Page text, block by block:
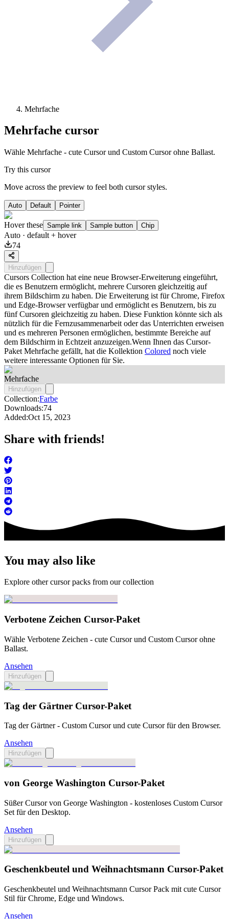
Mehrfache
Mehrfache cursor
Wähle Mehrfache - cute Cursor und Custom Cursor ohne Ballast.
Try this cursor
Move across the preview to feel both cursor styles.
Auto Default Pointer
Hover these Sample link Sample button Chip
Auto · default + hover
74
Hinzufügen
Cursors Collection hat eine neue Browser-Erweiterung eingeführt,
die es Benutzern ermöglicht, mehrere Cursoren gleichzeitig auf
ihrem Bildschirm zu haben. Die Erweiterung ist für Chrome, Firefox
und Edge-Browser verfügbar und ermöglicht es Benutzern, bis zu
fünf Cursoren gleichzeitig zu haben. Diese Funktion könnte sich als
nützlich für die Fernzusammenarbeit oder das Unterrichten erweisen
und es mehreren Personen ermöglichen, bestimmte Bereiche auf
dem Bildschirm in Echtzeit anzuzeigen.Wenn Ihnen das Cursor-
Paket Mehrfache gefällt, hat die Kollektion Colored noch viele
weitere interessante Optionen für Sie.
Mehrfache
Hinzufügen
Collection:Farbe
Downloads:74
Added:Oct 15, 2023
Share with friends!
You may also like
Explore other cursor packs from our collection
Verbotene Zeichen Cursor-Paket
Wähle Verbotene Zeichen - cute Cursor und Custom Cursor ohne
Ballast.
Ansehen
Hinzufügen
Tag der Gärtner Cursor-Paket
Tag der Gärtner - Custom Cursor und cute Cursor für den Browser.
Ansehen
Hinzufügen
von George Washington Cursor-Paket
Süßer Cursor von George Washington - kostenloses Custom Cursor
Set für den Desktop.
Ansehen
Hinzufügen
Geschenkbeutel und Weihnachtsmann Cursor-Paket
Geschenkbeutel und Weihnachtsmann Cursor Pack mit cute Cursor
Stil für Chrome, Edge und Windows.
Ansehen